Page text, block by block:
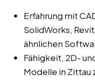
Erfahrung mit
SolidWorks,
ähnlichen
Fähigkeit, 2D-
Modelle in Zittau